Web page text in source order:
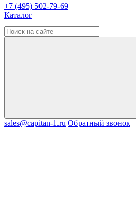
+7 (495) 502-79-69
Каталог
sales@capitan-1.ru Обратный звонок